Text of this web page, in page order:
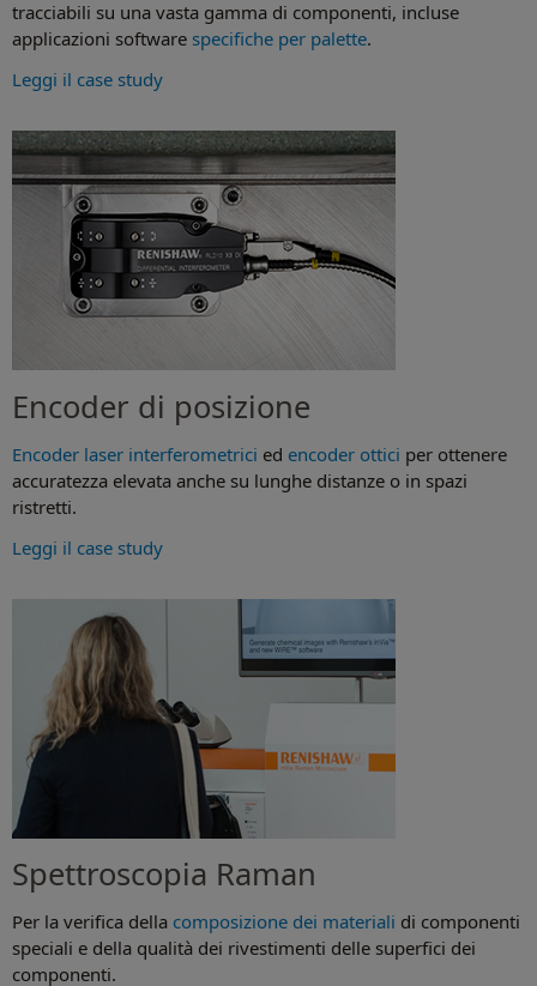
tracciabili su una vasta gamma di componenti, incluse
applicazioni software specifiche per palette.
Leggi il case study
Encoder di posizione
Encoder laser interferometrici ed encoder ottici per ottenere
accuratezza elevata anche su lunghe distanze o in spazi
ristretti.
Leggi il case study
Spettroscopia Raman
Per la verifica della composizione dei materiali di componenti
speciali e della qualità dei rivestimenti delle superfici dei
componenti.